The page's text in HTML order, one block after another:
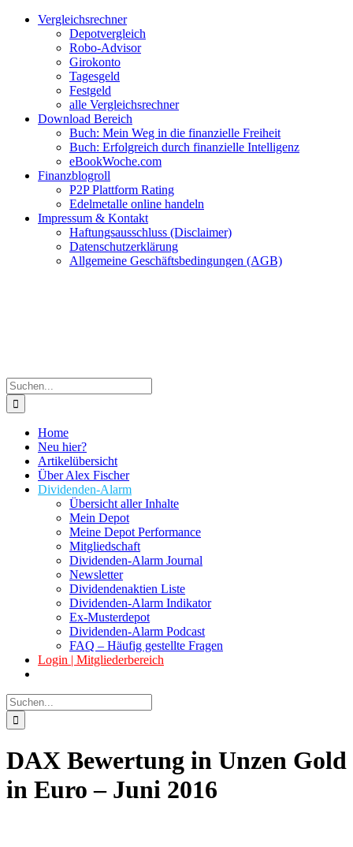
Zum
Facebook
Twitter
Instagram
Pinterest
YouTubeVergleichsrechner
Depotvergleich
Robo-Advisor
Girokonto
Tagesgeld
Festgeld
alle Vergleichsrechner
Download Bereich
Buch: Mein Weg in die finanzielle Freiheit
Buch: Erfolgreich durch finanzielle Intelligenz
eBookWoche.com
Finanzblogroll
P2P Plattform Rating
Edelmetalle online handeln
Impressum & Kontakt
Haftungsausschluss (Disclaimer)
Datenschutzerklärung
Allgemeine Geschäftsbedingungen (AGB)
Suche
nach:
Home
Neu hier?
Artikelübersicht
Über Alex Fischer
Dividenden-Alarm
Übersicht aller Inhalte
Mein Depot
Meine Depot Performance
Mitgliedschaft
Dividenden-Alarm Journal
Newsletter
Dividendenaktien Liste
Dividenden-Alarm Indikator
Ex-Musterdepot
Dividenden-Alarm Podcast
FAQ – Häufig gestellte Fragen
Login | Mitgliederbereich
Suche
nach:
DAX Bewertung in Unzen Gold
in Euro – Juni 2016